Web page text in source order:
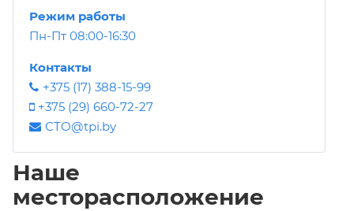
Режим работы
Пн-Пт 08:00-16:30
Контакты
+375 (17) 388-15-99
+375 (29) 660-72-27
CTO@tpi.by
Наше
месторасположение